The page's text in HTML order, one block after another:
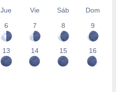
Jue Vie Sáb
Dom
6
7 8 9
13 14 15 16